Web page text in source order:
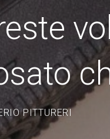
PITTURERI